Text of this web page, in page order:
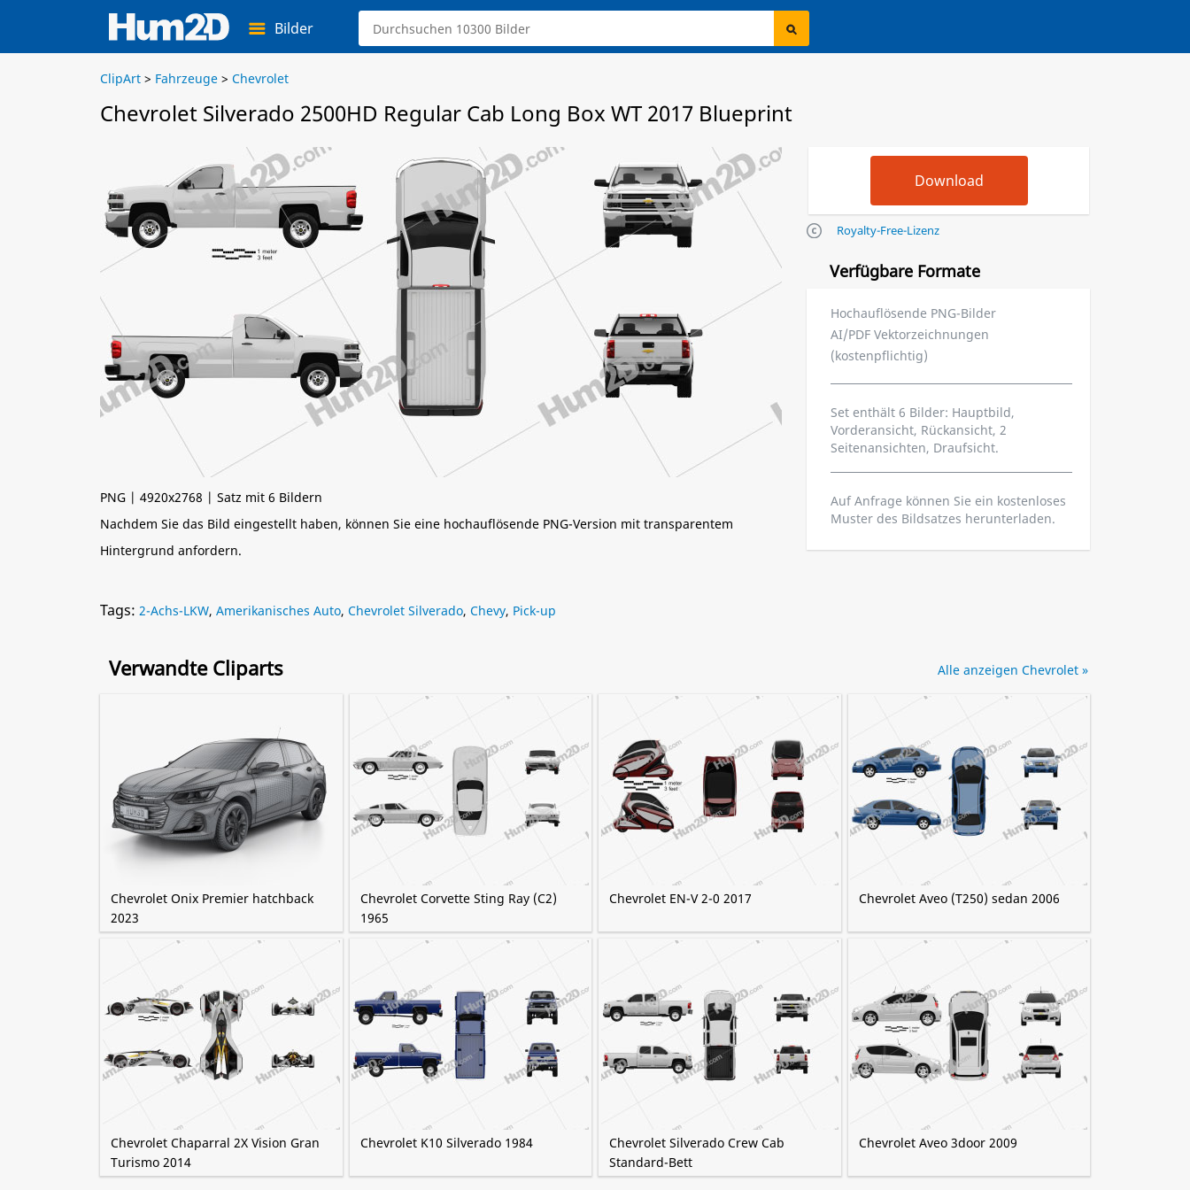
Bilder
ClipArt > Fahrzeuge > Chevrolet
Chevrolet Silverado 2500HD Regular Cab Long Box WT 2017 Blueprint
PNG | 4920x2768 | Satz mit 6 Bildern
Nachdem Sie das Bild eingestellt haben, können Sie eine hochauflösende PNG-Version mit transparentem
Hintergrund anfordern.
Royalty-Free-Lizenz
Verfügbare Formate
Hochauflösende PNG-Bilder
AI/PDF Vektorzeichnungen
(kostenpflichtig)
Set enthält 6 Bilder: Hauptbild,
Vorderansicht, Rückansicht, 2
Seitenansichten, Draufsicht.
Auf Anfrage können Sie ein kostenloses
Muster des Bildsatzes herunterladen.
Tags: 2-Achs-LKW, Amerikanisches Auto, Chevrolet Silverado, Chevy, Pick-up
Verwandte Cliparts
Chevrolet Onix Premier hatchback
2023
Chevrolet Corvette Sting Ray (C2)
1965
Chevrolet EN-V 2-0 2017 Chevrolet Aveo (T250) sedan 2006
Chevrolet Chaparral 2X Vision Gran
Turismo 2014
Chevrolet K10 Silverado 1984
Chevrolet Silverado Crew Cab
Standard-Bett
Chevrolet Aveo 3door 2009
Alle anzeigen Chevrolet »